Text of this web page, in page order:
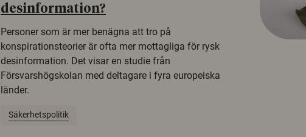
desinformation?
Personer som är mer benägna att tro på
konspirationsteorier är ofta mer mottagliga för rysk
desinformation. Det visar en studie från
Försvarshögskolan med deltagare i fyra europeiska
länder.
Säkerhetspolitik